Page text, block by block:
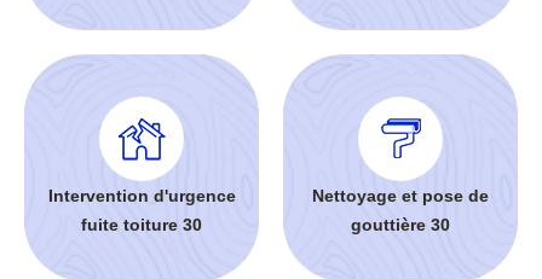
Intervention d'urgence
fuite toiture 30
Nettoyage et pose de
gouttière 30